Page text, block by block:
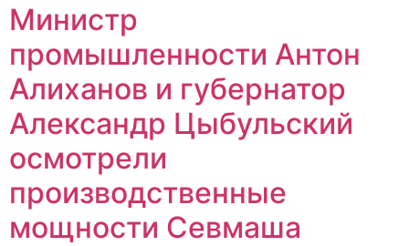
Министр
промышленности Антон
Алиханов и губернатор
Александр Цыбульский
осмотрели
производственные
мощности Севмаша